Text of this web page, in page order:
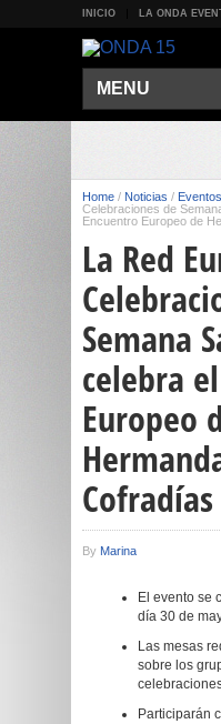
INICIO LA ONDA
MENU
Home / Noticias / Eventos
Celebraciones de
Encuentro Europeo de
La Red
Semana
celebra
Europeo
Cofradías
By Marina
El evento se
día 30 de
Las mesas
sobre los
Participarán